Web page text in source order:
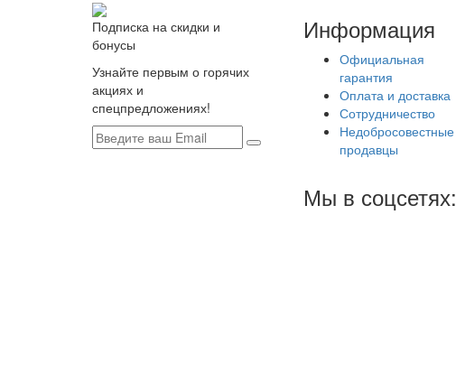
Подписка на скидки и
бонусы
Узнайте первым о горячих
акциях и
спецпредложениях!
Информация
Официальная
гарантия
Оплата и доставка
Сотрудничество
Недобросовестные
продавцы
Мы в соцсетях: